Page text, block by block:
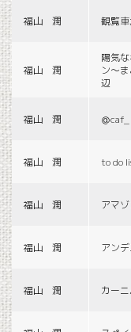
福山 潤 観覧車
福山 潤
陽気
ン〜
辺
福山 潤 ＠caf_
福山 潤 to do
福山 潤 アマ
福山 潤 アンデ
福山 潤 カー